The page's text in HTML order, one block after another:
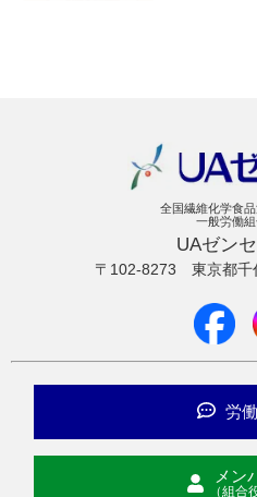
全国繊維化学食
一般労働
UAゼン
〒102-8273 東京都千
労
メン
（組合